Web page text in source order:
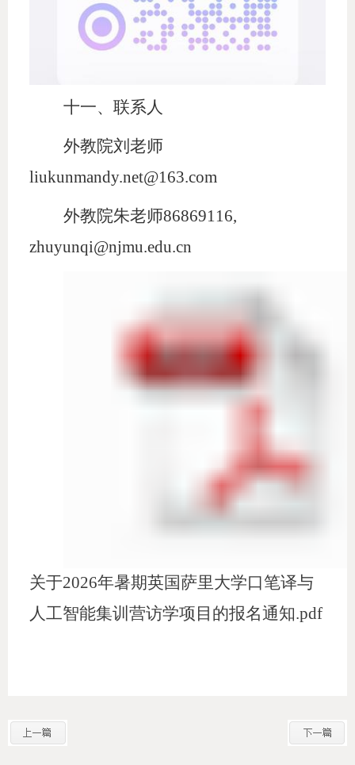
十一、联系人
外教院刘老师
liukunmandy.net@163.com
外教院朱老师86869116,
zhuyunqi@njmu.edu.cn
关于2026年暑期英国萨里大学口笔译与
人工智能集训营访学项目的报名通知.pdf